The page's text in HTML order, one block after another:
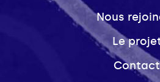
Nous
Le
Contact